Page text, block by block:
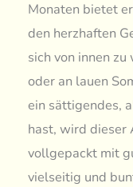
Monaten bietet
den herzhaften
sich von innen
oder an lauen
ein sättigendes,
hast, wird dieser
vollgepackt mit
vielseitig und